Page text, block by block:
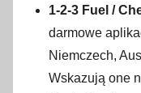
1-2-3 Fuel /
darmowe
Niemczech,
Wskazują one